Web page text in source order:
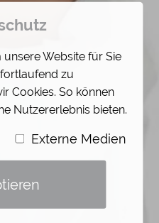
Website für Sie
zu
Cookies. So können
Nutzererlebnis bieten.
Externe Medien